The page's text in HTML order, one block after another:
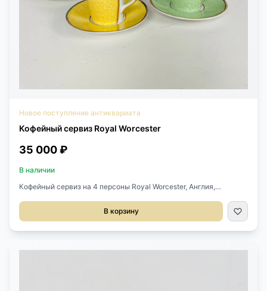
Новое поступление антиквариата
Кофейный сервиз Royal Worcester
35 000 ₽
В наличии
Кофейный сервиз на 4 персоны Royal Worcester, Англия,
11,5 см.Высота чашечки 7 см.Диаметр чашечки 6,5 см.
В корзину